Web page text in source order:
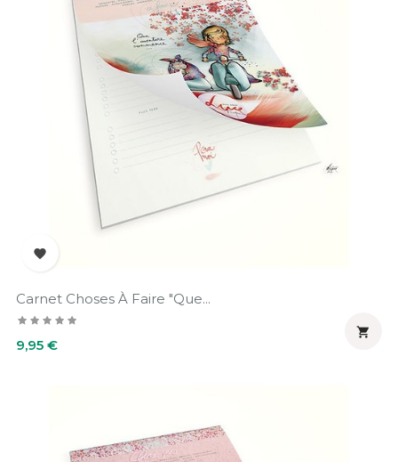

Carnet Choses À Faire "Que...
Prix
9,95 €
